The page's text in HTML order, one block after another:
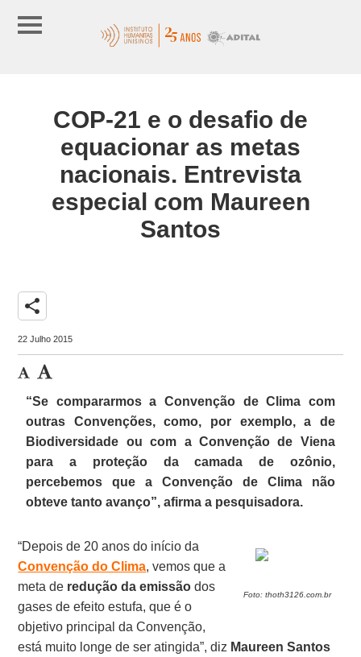
COP-21 e o desafio de
equacionar as metas
nacionais. Entrevista
especial com Maureen
Santos
share
22 Julho 2015
“Se compararmos a Convenção de Clima com
outras Convenções, como, por exemplo, a de
Biodiversidade ou com a Convenção de Viena
para a proteção da camada de ozônio,
percebemos que a Convenção de Clima não
obteve tanto avanço”, afirma a pesquisadora.
Foto: thoth3126.com.br
“Depois de 20 anos do início da
Convenção do Clima, vemos que a
meta de redução da emissão dos
gases de efeito estufa, que é o
objetivo principal da Convenção,
está muito longe de ser atingida”, diz Maureen Santos